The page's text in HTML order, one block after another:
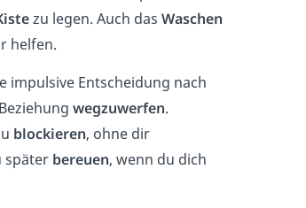
zu legen. Auch das Waschen
helfen.
impulsive Entscheidung nach
wegzuwerfen.
blockieren, ohne dir
später bereuen, wenn du dich